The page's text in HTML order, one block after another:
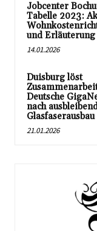
Jobcenter
Tabelle 2023:
und Erläuterung
14.01.2026
Duisburg löst
Deutsche
nach
Glasfaserausbau
21.01.2026